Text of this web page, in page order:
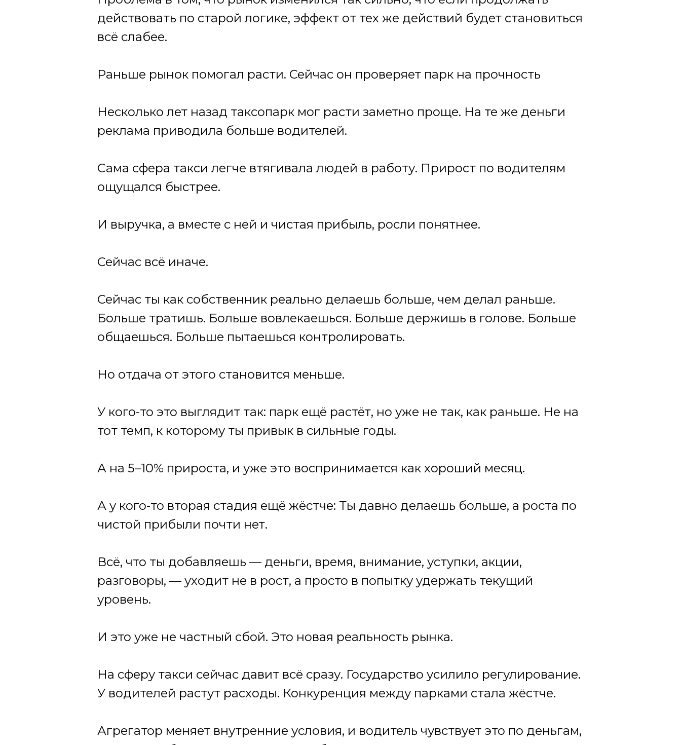
действовать по старой логике, эффект от тех же действий будет становиться
всё слабее.
Раньше рынок помогал расти. Сейчас он проверяет парк на прочность
Несколько лет назад таксопарк мог расти заметно проще. На те же деньги
реклама приводила больше водителей.
Сама сфера такси легче втягивала людей в работу. Прирост по водителям
ощущался быстрее.
И выручка, а вместе с ней и чистая прибыль, росли понятнее.
Сейчас всё иначе.
Сейчас ты как собственник реально делаешь больше, чем делал раньше.
Больше тратишь. Больше вовлекаешься. Больше держишь в голове. Больше
общаешься. Больше пытаешься контролировать.
Но отдача от этого становится меньше.
У кого-то это выглядит так: парк ещё растёт, но уже не так, как раньше. Не на
тот темп, к которому ты привык в сильные годы.
А на 5–10% прироста, и уже это воспринимается как хороший месяц.
А у кого-то вторая стадия ещё жёстче: Ты давно делаешь больше, а роста по
чистой прибыли почти нет.
Всё, что ты добавляешь — деньги, время, внимание, уступки, акции,
разговоры, — уходит не в рост, а просто в попытку удержать текущий
уровень.
И это уже не частный сбой. Это новая реальность рынка.
На сферу такси сейчас давит всё сразу. Государство усилило регулирование.
У водителей растут расходы. Конкуренция между парками стала жёстче.
Агрегатор меняет внутренние условия, и водитель чувствует это по деньгам,